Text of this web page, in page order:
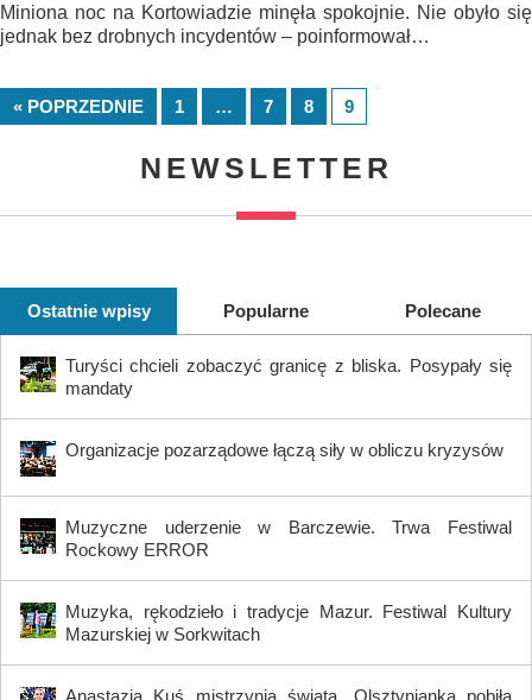
Miniona noc na Kortowiadzie minęła spokojnie. Nie obyło się
jednak bez drobnych incydentów – poinformował…
« POPRZEDNIE 1 … 7 8 9
NEWSLETTER
Ostatnie wpisy Popularne Polecane
Turyści chcieli zobaczyć granicę z bliska. Posypały się
mandaty
Organizacje pozarządowe łączą siły w obliczu kryzysów
Muzyczne uderzenie w Barczewie. Trwa Festiwal
Rockowy ERROR
Muzyka, rękodzieło i tradycje Mazur. Festiwal Kultury
Mazurskiej w Sorkwitach
Anastazja Kuś mistrzynią świata. Olsztynianka pobiła